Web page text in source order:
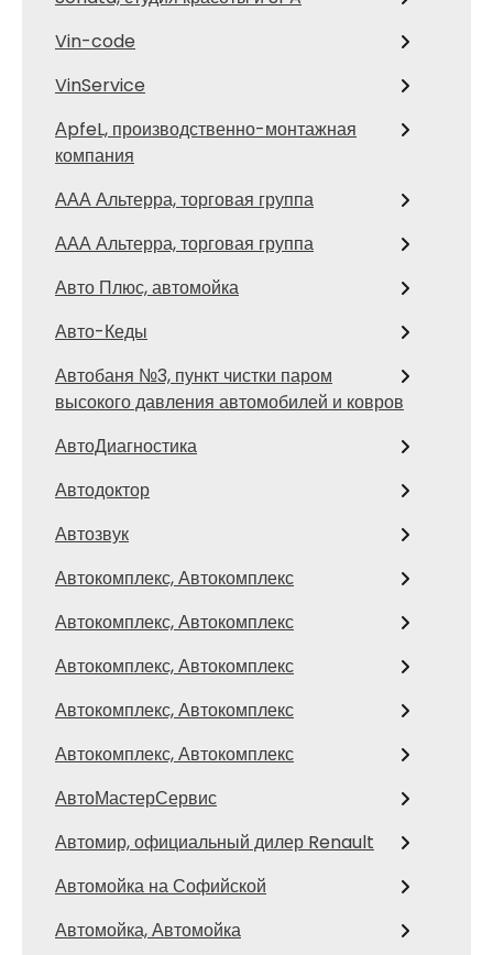
Vin-code
VinService
АpfeL, производственно-монтажная
компания
ААА Альтерра, торговая группа
ААА Альтерра, торговая группа
Авто Плюс, автомойка
Авто-Кеды
Автобаня №3, пункт чистки паром
высокого давления автомобилей и ковров
АвтоДиагностика
Автодоктор
Автозвук
Автокомплекс, Автокомплекс
Автокомплекс, Автокомплекс
Автокомплекс, Автокомплекс
Автокомплекс, Автокомплекс
Автокомплекс, Автокомплекс
АвтоМастерСервис
Автомир, официальный дилер Renault
Автомойка на Софийской
Автомойка, Автомойка